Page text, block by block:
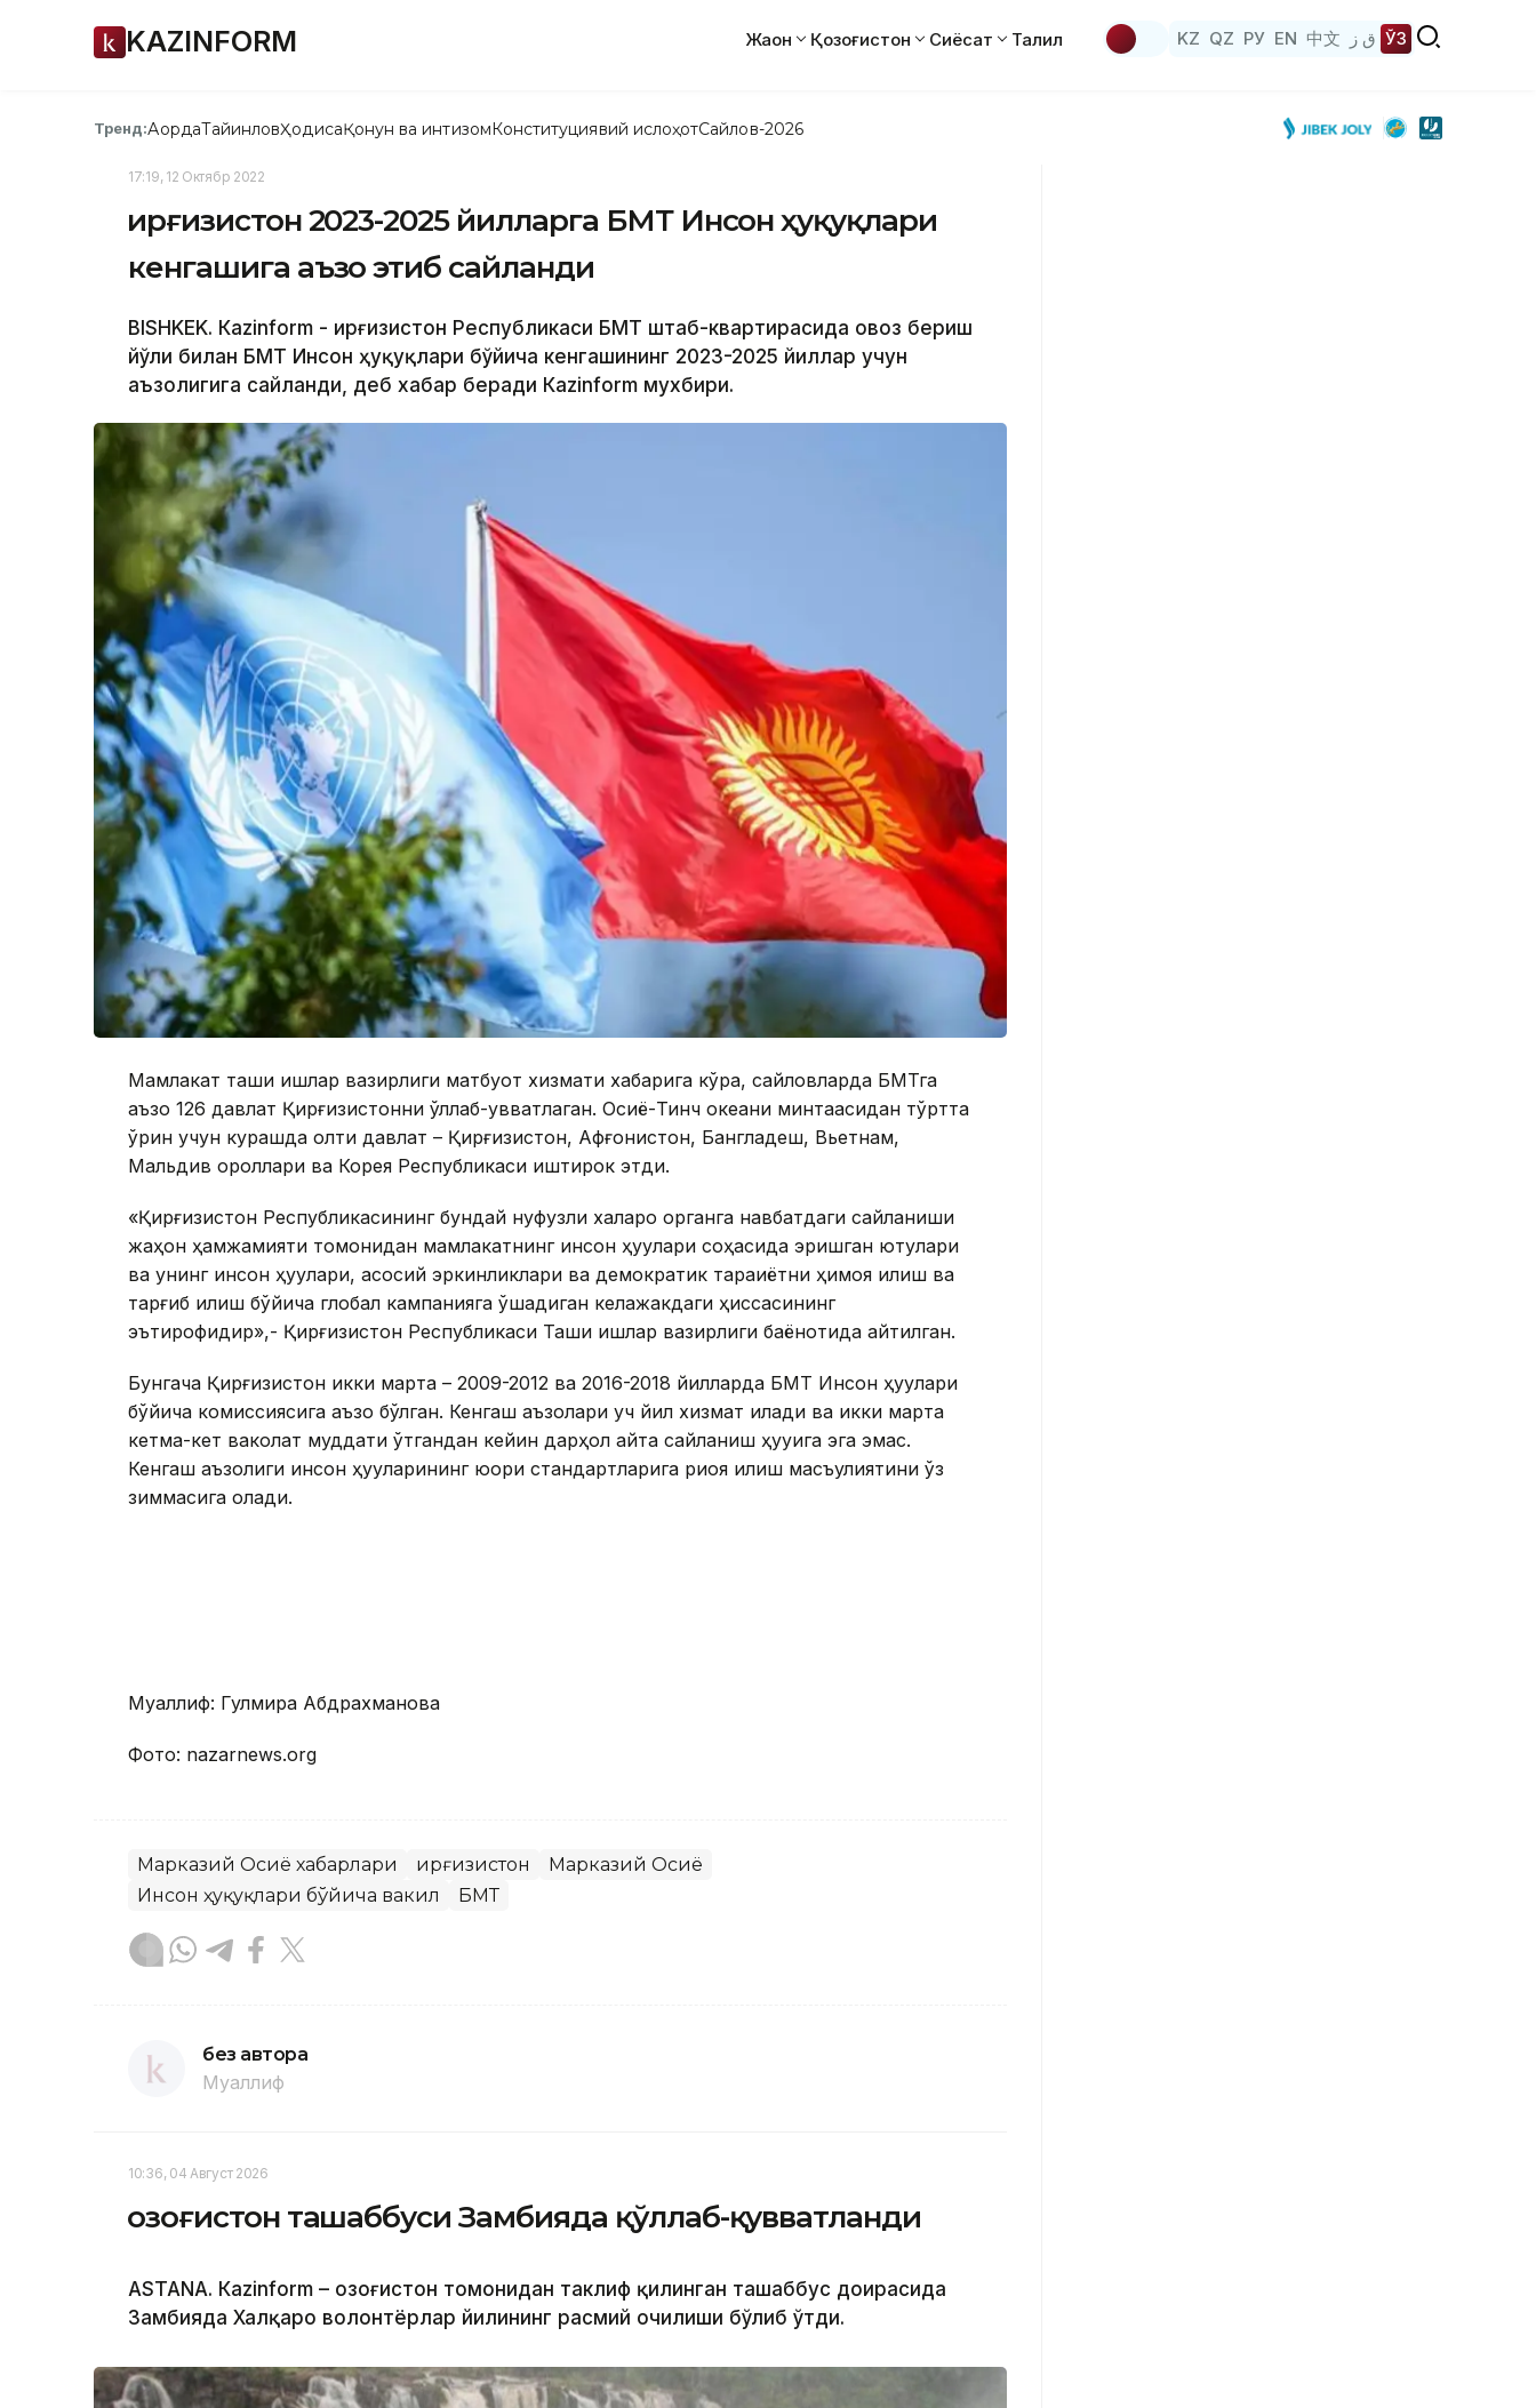
KAZINFORM Жаҳон Қозоғистон Сиёсат Таҳлил KZ QZ РУ EN 中文 ق ز ЎЗ
Тренд:АқордаТайинловҲодисаҚонун ва интизомКонституциявий ислоҳотСайлов-2026
17:19, 12 Октябр 2022
Қирғизистон 2023-2025 йилларга БМТ Инсон ҳуқуқлари
кенгашига аъзо этиб сайланди
BISHKEK. Кazinform - Қирғизистон Республикаси БМТ штаб-квартирасида овоз бериш
йўли билан БМТ Инсон ҳуқуқлари бўйича кенгашининг 2023-2025 йиллар учун
аъзолигига сайланди, деб хабар беради Кazinform мухбири.
Мамлакат ташқи ишлар вазирлиги матбуот хизмати хабарига кўра, сайловларда БМТга
аъзо 126 давлат Қирғизистонни қўллаб-қувватлаган. Осиё-Тинч океани минтақасидан тўртта
ўрин учун курашда олти давлат – Қирғизистон, Афғонистон, Бангладеш, Вьетнам,
Мальдив ороллари ва Корея Республикаси иштирок этди.
«Қирғизистон Республикасининг бундай нуфузли халқаро органга навбатдаги сайланиши
жаҳон ҳамжамияти томонидан мамлакатнинг инсон ҳуқуқлари соҳасида эришган ютуқлари
ва унинг инсон ҳуқуқлари, асосий эркинликлари ва демократик тараққиётни ҳимоя қилиш ва
тарғиб қилиш бўйича глобал кампанияга қўшадиган келажакдаги ҳиссасининг
эътирофидир»,- Қирғизистон Республикаси Ташқи ишлар вазирлиги баёнотида айтилган.
Бунгача Қирғизистон икки марта – 2009-2012 ва 2016-2018 йилларда БМТ Инсон ҳуқуқлари
бўйича комиссиясига аъзо бўлган. Кенгаш аъзолари уч йил хизмат қилади ва икки марта
кетма-кет ваколат муддати ўтгандан кейин дарҳол қайта сайланиш ҳуқуқига эга эмас.
Кенгаш аъзолиги инсон ҳуқуқларининг юқори стандартларига риоя қилиш масъулиятини ўз
зиммасига олади.
Муаллиф: Гулмира Абдрахманова
Фото: nazarnews.org
Марказий Осиё хабарлари Қирғизистон
Марказий Осиё
Инсон ҳуқуқлари бўйича вакил
БМТ
без автора
Муаллиф
10:36, 04 Август 2026
Қозоғистон ташаббуси Замбияда қўллаб-қувватланди
ASTANA. Кazinform – Қозоғистон томонидан таклиф қилинган ташаббус доирасида
Замбияда Халқаро волонтёрлар йилининг расмий очилиши бўлиб ўтди.